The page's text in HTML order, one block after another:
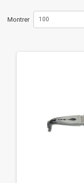
Montrer 100